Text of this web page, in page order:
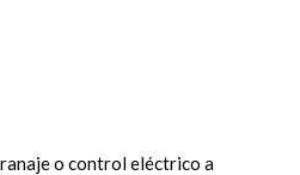
o control eléctrico a